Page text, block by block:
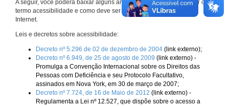
A seguir, você poderá baixar alguns arquivos que explicam melhor o
termo acessibilidade e como deve ser implementado nos sites da
Internet.
Leis e decretos sobre acessibilidade:
Decreto nº 5.296 de 02 de dezembro de 2004 (link externo);
Decreto nº 6.949, de 25 de agosto de 2009 (link externo) -
Promulga a Convenção Internacional sobre os Direitos das
Pessoas com Deficiência e seu Protocolo Facultativo,
assinados em Nova York, em 30 de março de 2007;
Decreto nº 7.724, de 16 de Maio de 2012 (link externo) -
Regulamenta a Lei nº 12.527, que dispõe sobre o acesso a